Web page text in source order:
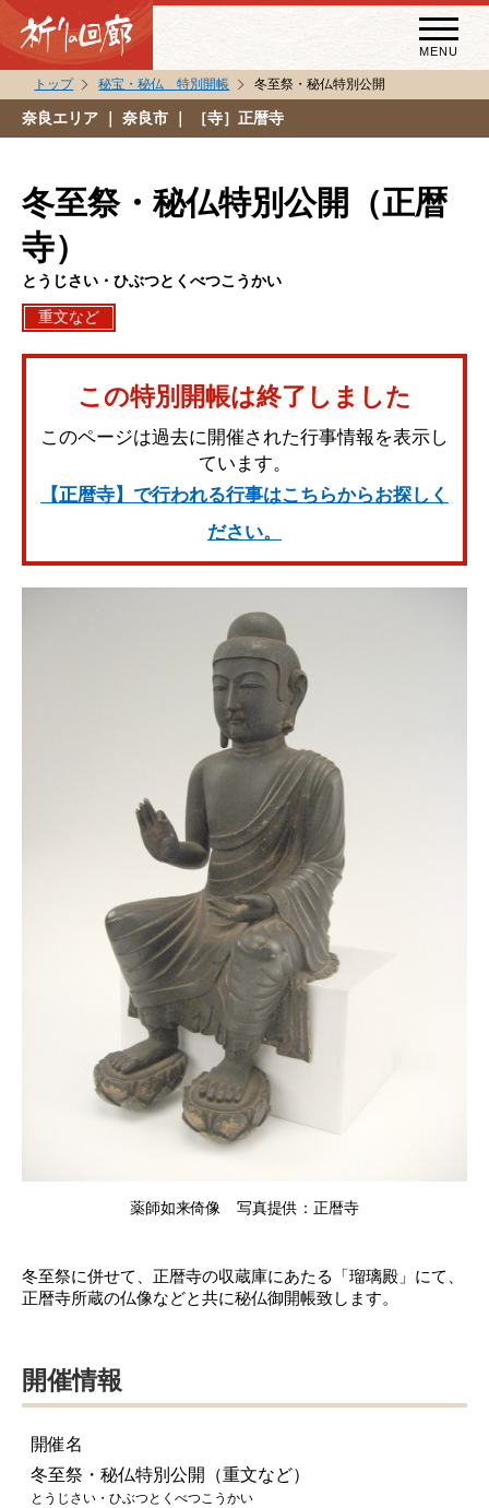
MENU
秘宝・秘仏特別開帳
祈りの回廊コラム
トップ 秘宝・秘仏 特別開帳 冬至祭・秘仏特別公開
奈良エリア ｜ 奈良市 ｜ ［寺］正暦寺
冬至祭・秘仏特別公開（正暦
寺）
とうじさい・ひぶつとくべつこうかい
重文など
この特別開帳は終了しました
このページは過去に開催された行事情報を表示し
ています。
【正暦寺】で行われる行事はこちらからお探しく
ださい。
薬師如来倚像 写真提供：正暦寺
冬至祭に併せて、正暦寺の収蔵庫にあたる「瑠璃殿」にて、
正暦寺所蔵の仏像などと共に秘仏御開帳致します。
開催情報
開催名
冬至祭・秘仏特別公開（重文など）
とうじさい・ひぶつとくべつこうかい